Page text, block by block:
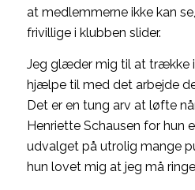
at medlemmerne ikke kan
frivillige i klubben slider.
Jeg glæder mig til at trække
hjælpe til med det arbejde
Det er en tung arv at løfte
Henriette Schausen for hun
udvalget på utrolig mange
hun lovet mig at jeg må